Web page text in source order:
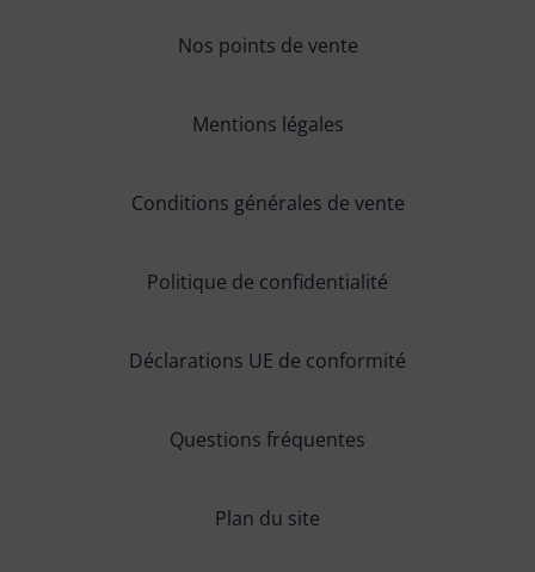
Nos points de vente
Mentions légales
Conditions générales de vente
Politique de confidentialité
Déclarations UE de conformité
Questions fréquentes
Plan du site